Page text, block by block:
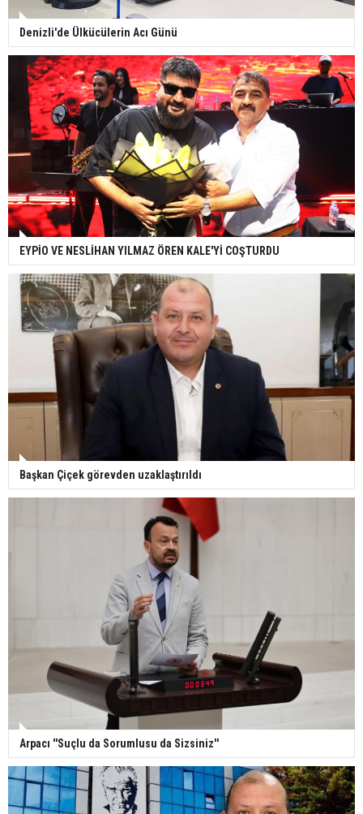
Denizli'de Ülkücülerin Acı Günü
EYPİO VE NESLİHAN YILMAZ ÖREN KALE'Yİ COŞTURDU
Başkan Çiçek görevden uzaklaştırıldı
Arpacı ''Suçlu da Sorumlusu da Sizsiniz''